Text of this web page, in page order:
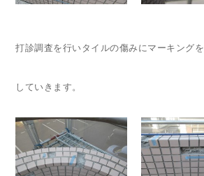
打診調査を行いタイルの傷みにマーキングを
していきます。